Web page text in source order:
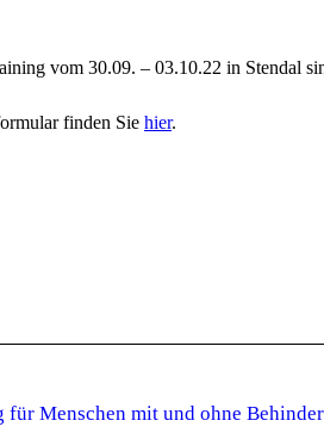
vom 30.09. – 03.10.22 in Stendal
finden Sie hier.
Menschen mit und ohne